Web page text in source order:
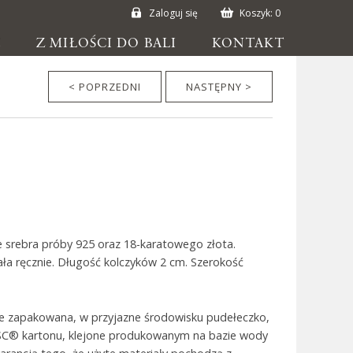
Zaloguj się Koszyk: 0
Z MIŁOŚCI DO BALI KONTAKT
< POPRZEDNI NASTĘPNY >
srebra próby 925 oraz 18-karatowego złota.
ręcznie. Długość kolczyków 2 cm. Szerokość
w przyjazne środowisku pudełeczko,
kartonu, klejone produkowanym na bazie wody